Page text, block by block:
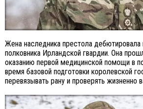
Жена наследника престола дебютировала
полковника Ирландской гвардии. Она
оказанию первой медицинской помощи в
время базовой подготовки королевской
перевязывать рану и проверять жизненно